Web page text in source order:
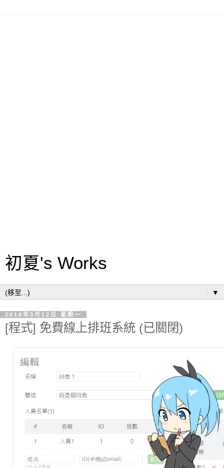
初夏's Works
▼
2018年3月12日 星期一
[程式] 免費線上排班系統 (已關閉)